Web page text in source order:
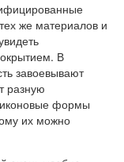
же материалов и
В
завоевывают
разную
формы
их можно